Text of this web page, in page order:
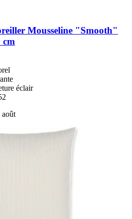
Mousseline "Smooth"
cm
éclair